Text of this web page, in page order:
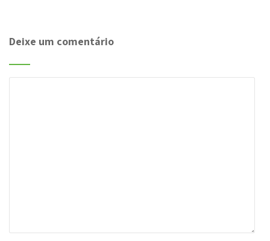
Deixe um comentário